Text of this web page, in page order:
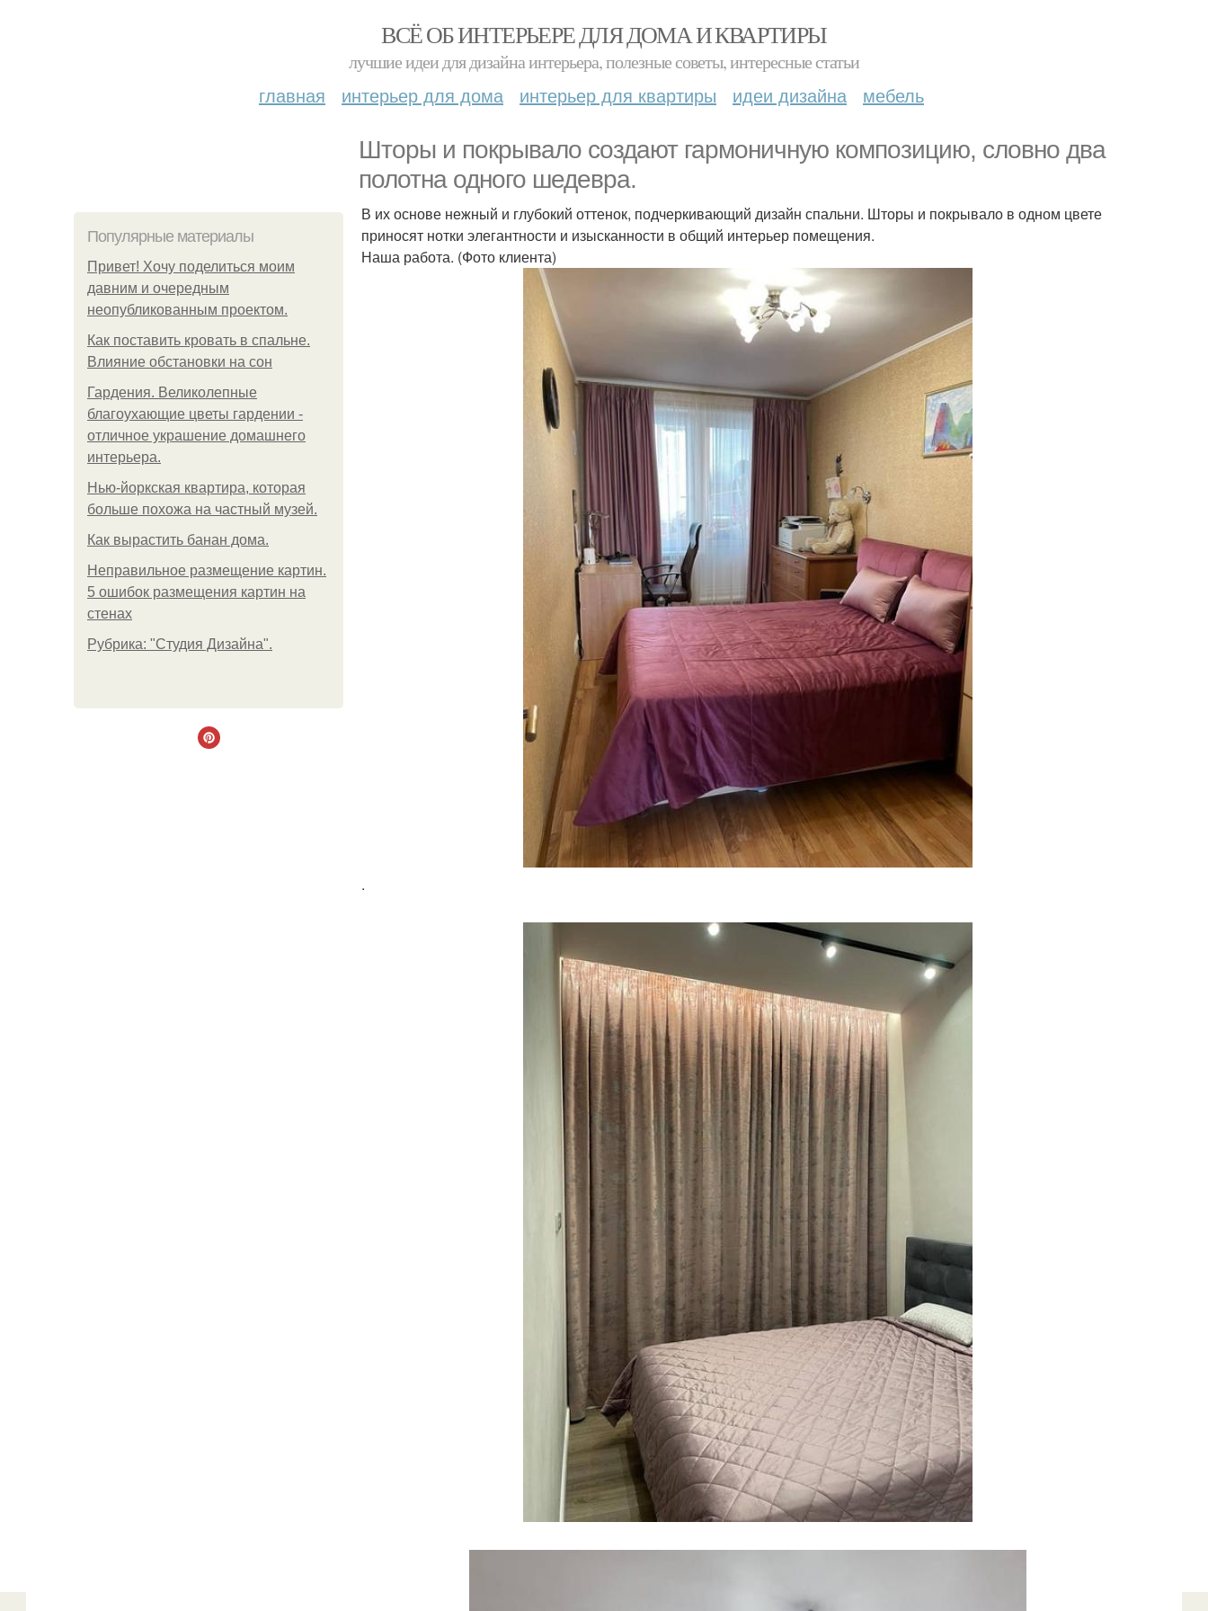
ВСЁ ОБ ИНТЕРЬЕРЕ ДЛЯ ДОМА И КВАРТИРЫ
лучшие идеи для дизайна интерьера, полезные советы, интересные статьи
главная интерьер для дома интерьер для квартиры идеи дизайна мебель
Шторы и покрывало создают гармоничную композицию, словно два
полотна одного шедевра.
Популярные материалы
Привет! Хочу поделиться моим
давним и очередным
неопубликованным проектом.
Как поставить кровать в спальне.
Влияние обстановки на сон
Гардения. Великолепные
благоухающие цветы гардении -
отличное украшение домашнего
интерьера.
Нью-йоркская квартира, которая
больше похожа на частный музей.
Как вырастить банан дома.
Неправильное размещение картин.
5 ошибок размещения картин на
стенах
Рубрика: "Студия Дизайна".
В их основе нежный и глубокий оттенок, подчеркивающий дизайн спальни. Шторы и покрывало в одном цвете
приносят нотки элегантности и изысканности в общий интерьер помещения.
Наша работа. (Фото клиента)
.